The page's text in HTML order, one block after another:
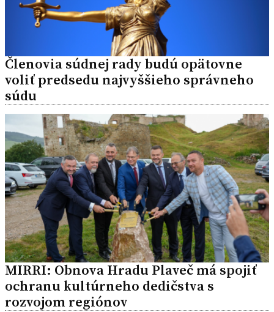
Členovia súdnej rady budú opätovne
voliť predsedu najvyššieho správneho
súdu
MIRRI: Obnova Hradu Plaveč má spojiť
ochranu kultúrneho dedičstva s
rozvojom regiónov